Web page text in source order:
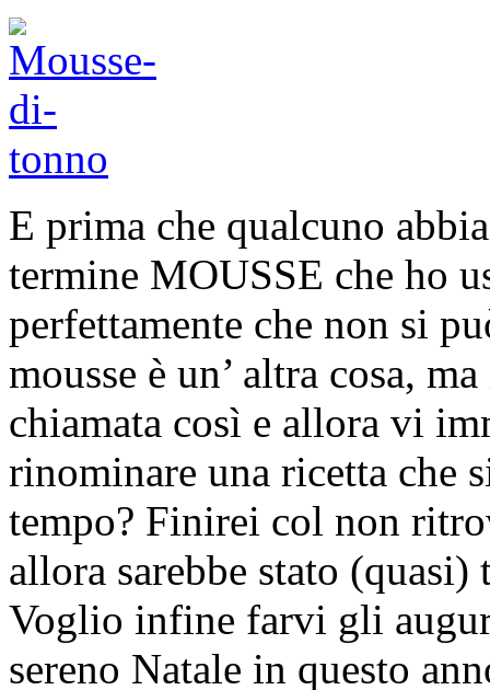
E prima che qualcuno
termine MOUSSE che ho
perfettamente che non si
mousse è un’ altra cosa,
chiamata così e allora vi
rinominare una ricetta che
tempo? Finirei col non
allora sarebbe stato
Voglio infine farvi gli
sereno Natale in questo